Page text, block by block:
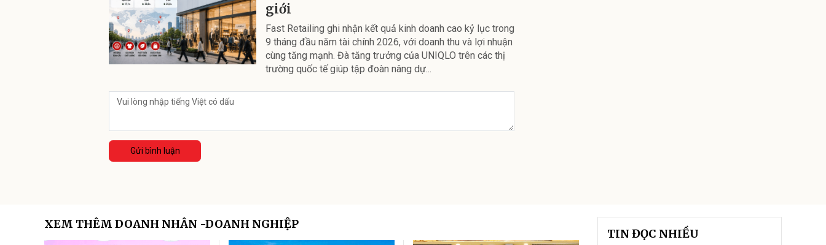
giới
Fast Retailing ghi nhận kết quả kinh doanh cao kỷ lục trong
9 tháng đầu năm tài chính 2026, với doanh thu và lợi nhuận
cùng tăng mạnh. Đà tăng trưởng của UNIQLO trên các thị
trường quốc tế giúp tập đoàn nâng dự...
Gửi bình luận
XEM THÊM DOANH NHÂN -DOANH NGHIỆP
TIN ĐỌC NHIỀU